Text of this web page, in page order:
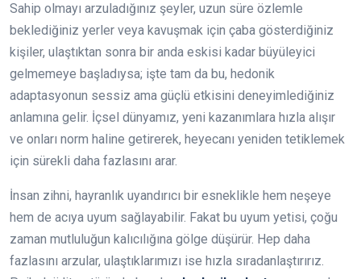
Sahip olmayı arzuladığınız şeyler, uzun süre özlemle
beklediğiniz yerler veya kavuşmak için çaba gösterdiğiniz
kişiler, ulaştıktan sonra bir anda eskisi kadar büyüleyici
gelmemeye başladıysa; işte tam da bu, hedonik
adaptasyonun sessiz ama güçlü etkisini deneyimlediğiniz
anlamına gelir. İçsel dünyamız, yeni kazanımlara hızla alışır
ve onları norm haline getirerek, heyecanı yeniden tetiklemek
için sürekli daha fazlasını arar.
İnsan zihni, hayranlık uyandırıcı bir esneklikle hem neşeye
hem de acıya uyum sağlayabilir. Fakat bu uyum yetisi, çoğu
zaman mutluluğun kalıcılığına gölge düşürür. Hep daha
fazlasını arzular, ulaştıklarımızı ise hızla sıradanlaştırırız.